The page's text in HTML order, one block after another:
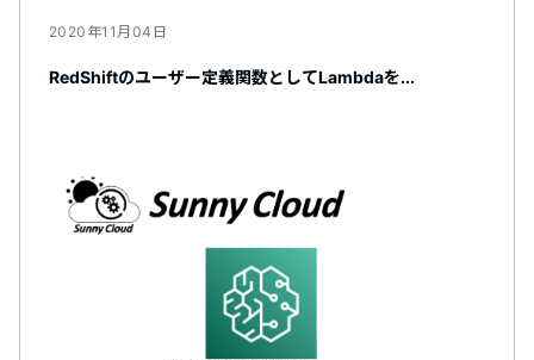
2020年11月04日
RedShiftのユーザー定義関数としてLambdaを...